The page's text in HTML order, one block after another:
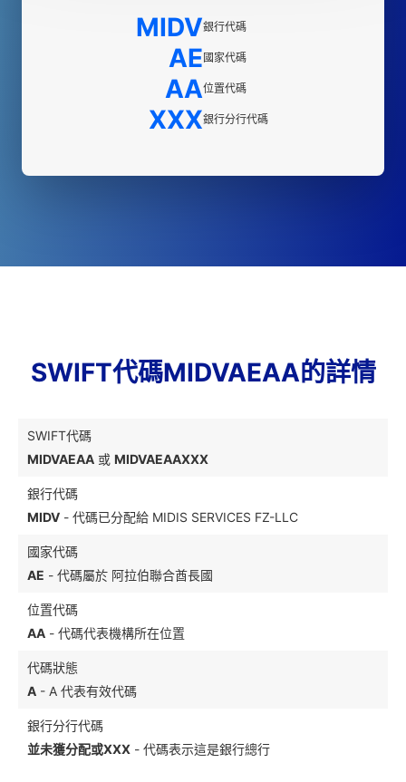
MIDV銀行代碼
AE國家代碼
AA位置代碼
XXX銀行分行代碼
SWIFT代碼MIDVAEAA的詳情
SWIFT代碼
MIDVAEAA 或 MIDVAEAAXXX
銀行代碼
MIDV - 代碼已分配給 MIDIS SERVICES FZ-LLC
國家代碼
AE - 代碼屬於 阿拉伯聯合酋長國
位置代碼
AA - 代碼代表機構所在位置
代碼狀態
A - A 代表有效代碼
銀行分行代碼
並未獲分配或XXX - 代碼表示這是銀行總行